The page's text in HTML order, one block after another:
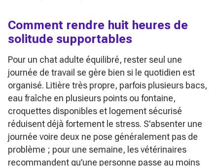
Comment rendre huit heures de
solitude supportables
Pour un chat adulte équilibré, rester seul une
journée de travail se gère bien si le quotidien est
organisé. Litière très propre, parfois plusieurs bacs,
eau fraîche en plusieurs points ou fontaine,
croquettes disponibles et logement sécurisé
réduisent déjà fortement le stress. S’absenter une
journée voire deux ne pose généralement pas de
problème ; pour une semaine, les vétérinaires
recommandent qu’une personne passe au moins